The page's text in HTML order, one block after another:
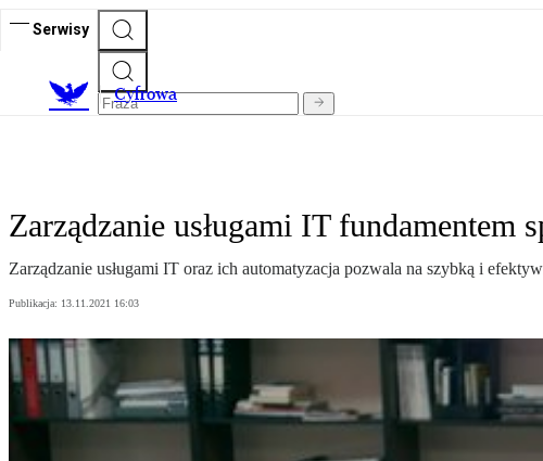
Serwisy
Cyfrowa
Zarządzanie usługami IT fundamentem
Zarządzanie usługami IT oraz ich automatyzacja pozwala na szybką i
Publikacja: 13.11.2021 16:03